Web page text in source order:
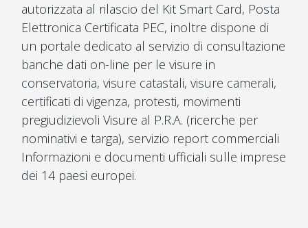
autorizzata al rilascio del Kit Smart Card, Posta
Elettronica Certificata PEC, inoltre dispone di
un portale dedicato al servizio di consultazione
banche dati on-line per le visure in
conservatoria, visure catastali, visure camerali,
certificati di vigenza, protesti, movimenti
pregiudizievoli Visure al P.R.A. (ricerche per
nominativi e targa), servizio report commerciali
Informazioni e documenti ufficiali sulle imprese
dei 14 paesi europei.